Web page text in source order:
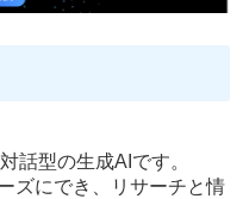
話型の生成AIです。
ズにでき、リサーチと情